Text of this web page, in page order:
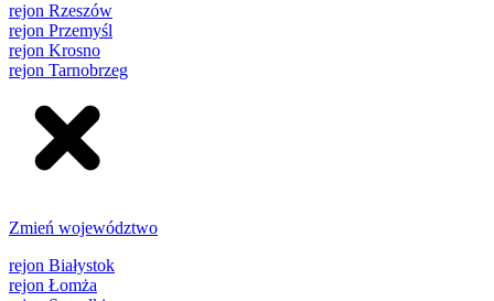
rejon Rzeszów
rejon Przemyśl
rejon Krosno
rejon Tarnobrzeg
Zmień województwo
rejon Białystok
rejon Łomża